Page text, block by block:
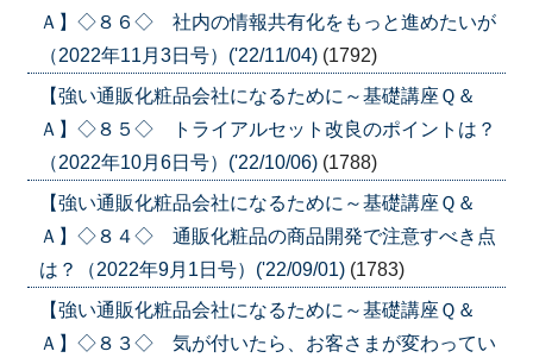
Ａ】◇８６◇ 社内の情報共有化をもっと進めたいが
（2022年11月3日号）('22/11/04) (1792)
【強い通販化粧品会社になるために～基礎講座Ｑ＆
Ａ】◇８５◇ トライアルセット改良のポイントは？
（2022年10月6日号）('22/10/06) (1788)
【強い通販化粧品会社になるために～基礎講座Ｑ＆
Ａ】◇８４◇ 通販化粧品の商品開発で注意すべき点
は？（2022年9月1日号）('22/09/01) (1783)
【強い通販化粧品会社になるために～基礎講座Ｑ＆
Ａ】◇８３◇ 気が付いたら、お客さまが変わってい